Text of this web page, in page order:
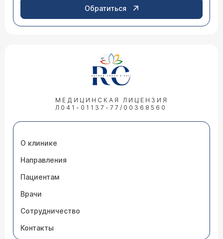
Обратиться
МЕДИЦИНСКАЯ ЛИЦЕНЗИЯ
Л041-01137-77/00368560
О клинике
Направления
Пациентам
Врачи
Сотрудничество
Контакты